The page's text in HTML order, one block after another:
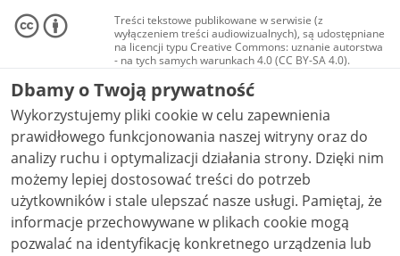
Treści tekstowe publikowane w serwisie (z
wyłączeniem treści audiowizualnych), są udostępniane
na licencji typu Creative Commons: uznanie autorstwa
- na tych samych warunkach 4.0 (CC BY-SA 4.0).
Materiały audiowizualne, w tym zdjęcia, materiały
audio i wideo, są udostępniane na licencji typu
Creative Commons: uznanie autorstwa użycie
niekomercyjne - bez utworów zależnych 4.0 (CC BY-
NC-ND 4.0), o ile nie jest to stwierdzone inaczej.
Dbamy o Twoją prywatność
Wykorzystujemy pliki cookie w celu zapewnienia
prawidłowego funkcjonowania naszej witryny oraz do
analizy ruchu i optymalizacji działania strony. Dzięki nim
możemy lepiej dostosować treści do potrzeb
użytkowników i stale ulepszać nasze usługi. Pamiętaj, że
informacje przechowywane w plikach cookie mogą
pozwalać na identyfikację konkretnego urządzenia lub